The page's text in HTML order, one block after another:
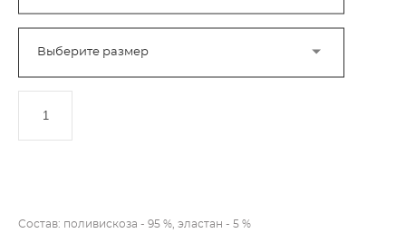
Выберите размер
Состав: поливискоза - 95 %, эластан - 5 %